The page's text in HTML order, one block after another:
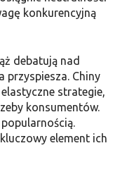
konkurencyjną
debatują nad
przyspiesza. Chiny
strategie,
konsumentów.
element ich